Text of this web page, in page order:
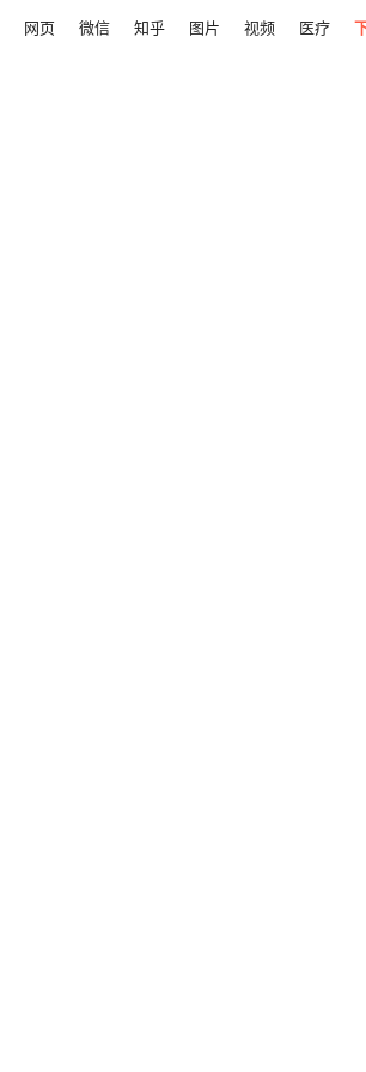
网页 微信 知乎 图片 视频 医疗